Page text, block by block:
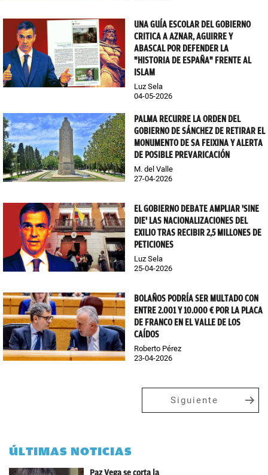
UNA GUÍA ESCOLAR DEL GOBIERNO
CRITICA A AZNAR, AGUIRRE Y
ABASCAL POR DEFENDER LA
"HISTORIA DE ESPAÑA" FRENTE AL
ISLAM
Luz Sela
04-05-2026
PALMA RECURRE LA ORDEN DEL
GOBIERNO DE SÁNCHEZ DE RETIRAR EL
MONUMENTO DE SA FEIXINA Y ALERTA
DE POSIBLE PREVARICACIÓN
M. del Valle
27-04-2026
EL GOBIERNO DEBATE AMPLIAR 'SINE
DIE' LAS NACIONALIZACIONES DEL
EXILIO TRAS RECIBIR 2,5 MILLONES DE
PETICIONES
Luz Sela
25-04-2026
BOLAÑOS PODRÍA SER MULTADO CON
ENTRE 2.001 Y 10.000 € POR LA PLACA
DE FRANCO EN EL VALLE DE LOS
CAÍDOS
Roberto Pérez
23-04-2026
Siguiente
ÚLTIMAS NOTICIAS
Paz Vega se corta la